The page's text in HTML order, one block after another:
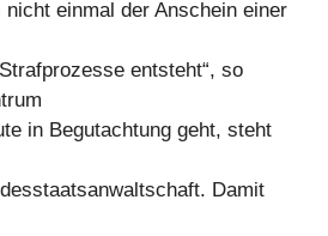
einmal der Anschein einer
entsteht“, so
in Begutachtung geht, steht
Damit